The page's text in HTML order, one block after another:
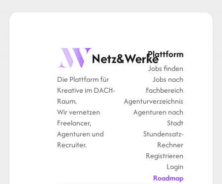
Netz&Werke
Die Plattform für
Kreative im DACH-
Raum.
Wir vernetzen
Freelancer,
Agenturen und
Recruiter.
Plattform
Jobs finden
Jobs nach
Fachbereich
Agenturverzeichnis
Agenturen nach
Stadt
Stundensatz-
Rechner
Registrieren
Login
Roadmap